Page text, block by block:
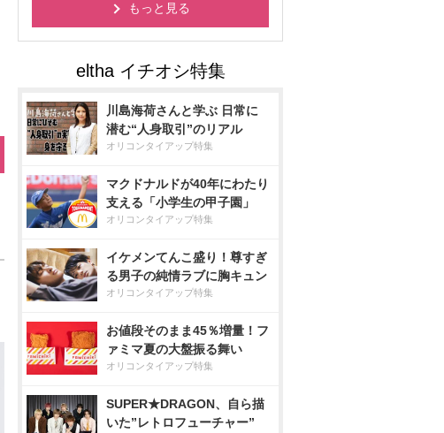
もっと見る
川島海荷さんと学ぶ 日常に
潜む“人身取引”のリアル
オリコンタイアップ特集
マクドナルドが40年にわたり
支える「小学生の甲子園」
オリコンタイアップ特集
イケメンてんこ盛り！尊すぎ
る男子の純情ラブに胸キュン
オリコンタイアップ特集
お値段そのまま45％増量！フ
ァミマ夏の大盤振る舞い
オリコンタイアップ特集
SUPER★DRAGON、自ら描
いた”レトロフューチャー”